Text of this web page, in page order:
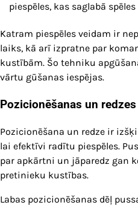
piespēles, kas saglabā
Katram piespēles veidam ir
laiks, kā arī izpratne par
kustībām. Šo tehniku
vārtu gūšanas iespējas.
Pozicionēšanas un
Pozicionēšana un redze ir
lai efektīvi radītu piespēles.
par apkārtni un jāparedz gan
pretinieku kustības.
Labas pozicionēšanas dēļ